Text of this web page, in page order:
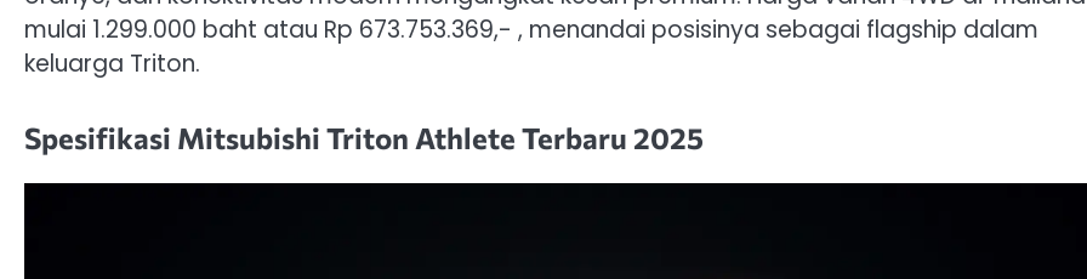
mulai 1.299.000 baht atau Rp 673.753.369,- , menandai posisinya sebagai flagship dalam
keluarga Triton.
Spesifikasi Mitsubishi Triton Athlete Terbaru 2025